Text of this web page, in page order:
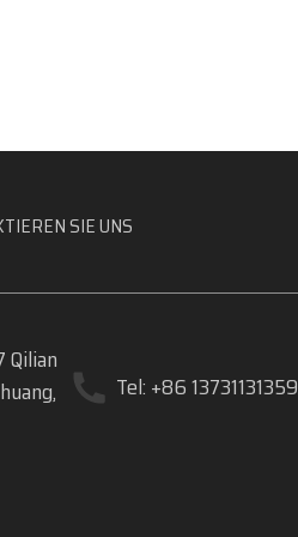
SIE UNS
Qilian
Tel: +86 13731131359